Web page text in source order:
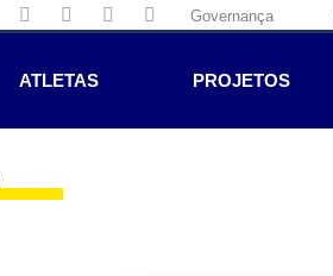
Governança
ATLETAS PROJETOS